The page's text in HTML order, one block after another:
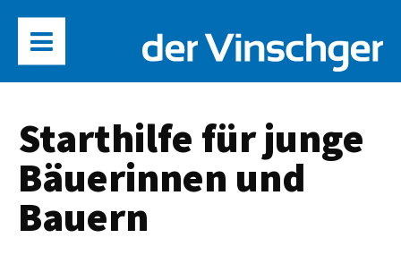
Starthilfe für junge
Bäuerinnen und
Bauern